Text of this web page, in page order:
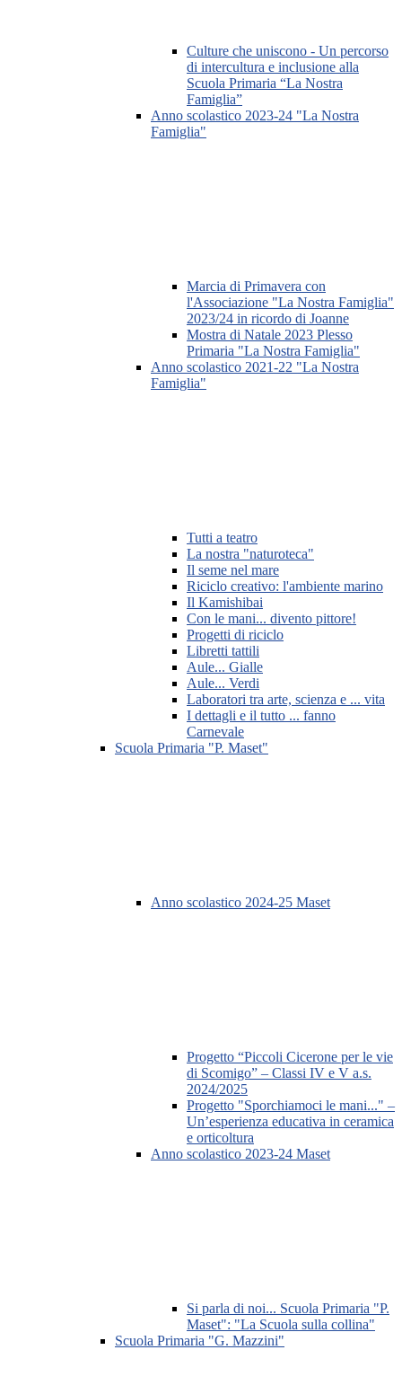
Culture che uniscono - Un percorso
di intercultura e inclusione alla
Scuola Primaria “La Nostra
Famiglia”
Anno scolastico 2023-24 "La Nostra
Famiglia"
Marcia di Primavera con
l'Associazione "La Nostra Famiglia"
2023/24 in ricordo di Joanne
Mostra di Natale 2023 Plesso
Primaria "La Nostra Famiglia"
Anno scolastico 2021-22 "La Nostra
Famiglia"
Tutti a teatro
La nostra "naturoteca"
Il seme nel mare
Riciclo creativo: l'ambiente marino
Il Kamishibai
Con le mani... divento pittore!
Progetti di riciclo
Libretti tattili
Aule... Gialle
Aule... Verdi
Laboratori tra arte, scienza e ... vita
I dettagli e il tutto ... fanno
Carnevale
Scuola Primaria "P. Maset"
Anno scolastico 2024-25 Maset
Progetto “Piccoli Cicerone per le vie
di Scomigo” – Classi IV e V a.s.
2024/2025
Progetto "Sporchiamoci le mani..." –
Un’esperienza educativa in ceramica
e orticoltura
Anno scolastico 2023-24 Maset
Si parla di noi... Scuola Primaria "P.
Maset": "La Scuola sulla collina"
Scuola Primaria "G. Mazzini"